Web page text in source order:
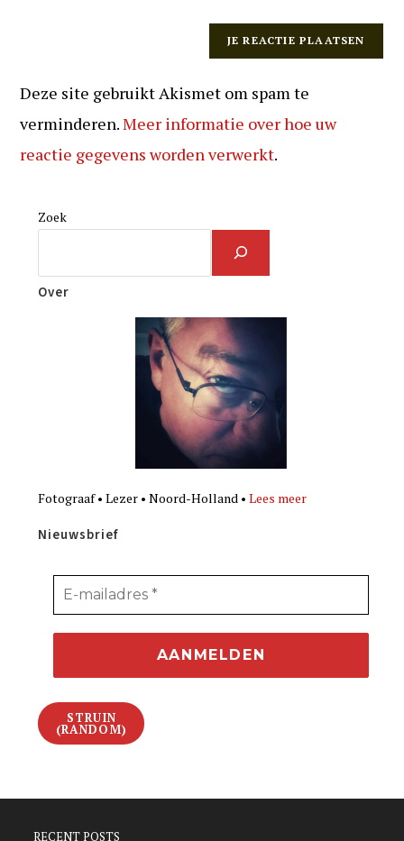
Deze site gebruikt Akismet om spam te
verminderen.Meer informatie over hoe uw
reactie gegevens worden verwerkt.
Zoek
Over
Fotograaf • Lezer • Noord-Holland •Lees meer
Nieuwsbrief
STRUIN
(RANDOM)
RECENT POSTS